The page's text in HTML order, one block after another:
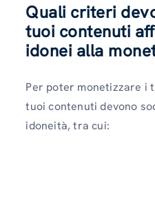
Quali criteri
tuoi contenuti
idonei alla
Per poter monetizzare i
tuoi contenuti devono
idoneità, tra cui: